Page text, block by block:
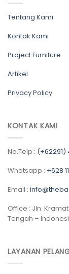
Tentang Kami
Kontak Kami
Project Furniture
Artikel
Privacy Policy
KONTAK KAMI
No.Telp : (+62291)
Whatsapp : +628
Email :
Office : Jln.
Tengah –
LAYANAN